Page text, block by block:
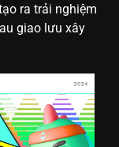
ra trải nghiệm
giao lưu xây